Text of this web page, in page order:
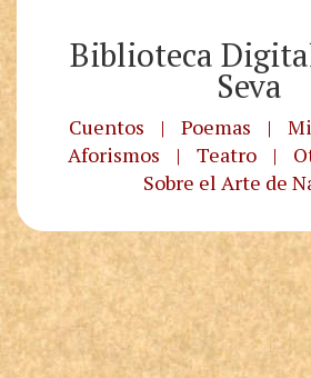
Biblioteca
Seva
Cuentos | Poemas |
Aforismos
| Teatro |
Sobre el Arte de